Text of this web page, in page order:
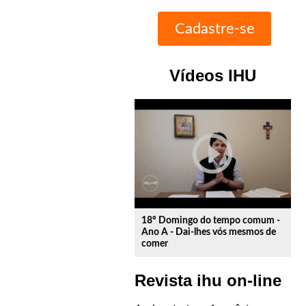
Vídeos IHU
play_circle_outline
18º Domingo do tempo comum -
Ano A - Dai-lhes vós mesmos de
comer
Revista ihu on-line